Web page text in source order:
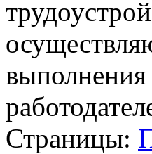
Страницы: